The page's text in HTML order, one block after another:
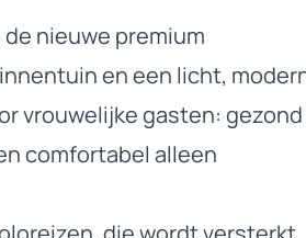
nieuwe premium
en een licht,
vrouwelijke gasten: gezond
comfortabel alleen